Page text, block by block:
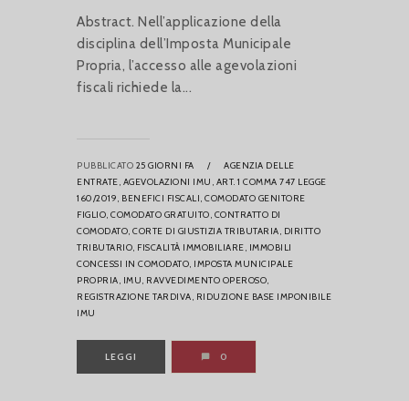
Abstract. Nell’applicazione della
disciplina dell’Imposta Municipale
Propria, l’accesso alle agevolazioni
fiscali richiede la...
PUBBLICATO 25 GIORNI FA /
AGENZIA DELLE
ENTRATE, AGEVOLAZIONI IMU, ART. 1 COMMA 747 LEGGE
160/2019, BENEFICI FISCALI, COMODATO GENITORE
FIGLIO, COMODATO GRATUITO, CONTRATTO DI
COMODATO, CORTE DI GIUSTIZIA TRIBUTARIA, DIRITTO
TRIBUTARIO, FISCALITÀ IMMOBILIARE, IMMOBILI
CONCESSI IN COMODATO, IMPOSTA MUNICIPALE
PROPRIA, IMU, RAVVEDIMENTO OPEROSO,
REGISTRAZIONE TARDIVA, RIDUZIONE BASE IMPONIBILE
IMU
LEGGI 0